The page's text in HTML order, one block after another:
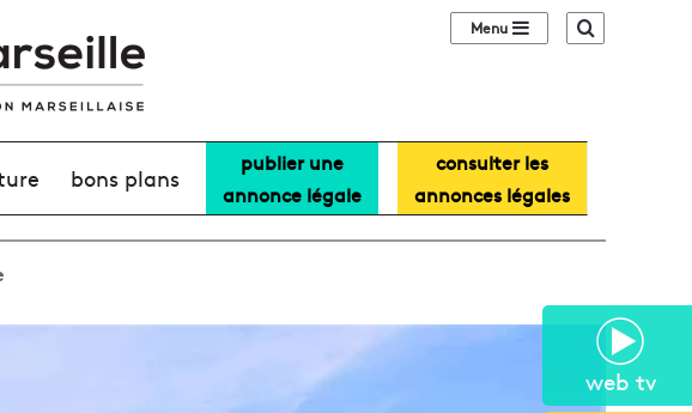
web tv
Sidebar (barre
bons plans
publier une
annonce légale
consulter les
annonces légales